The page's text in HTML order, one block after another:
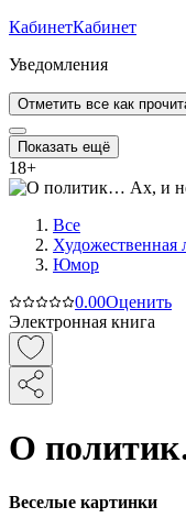
КабинетКабинет
Уведомления
Отметить все как
Показать ещё
18+
Все
Художественная
Юмор
0.00Оценить
Электронная книга
О
Веселые картинки